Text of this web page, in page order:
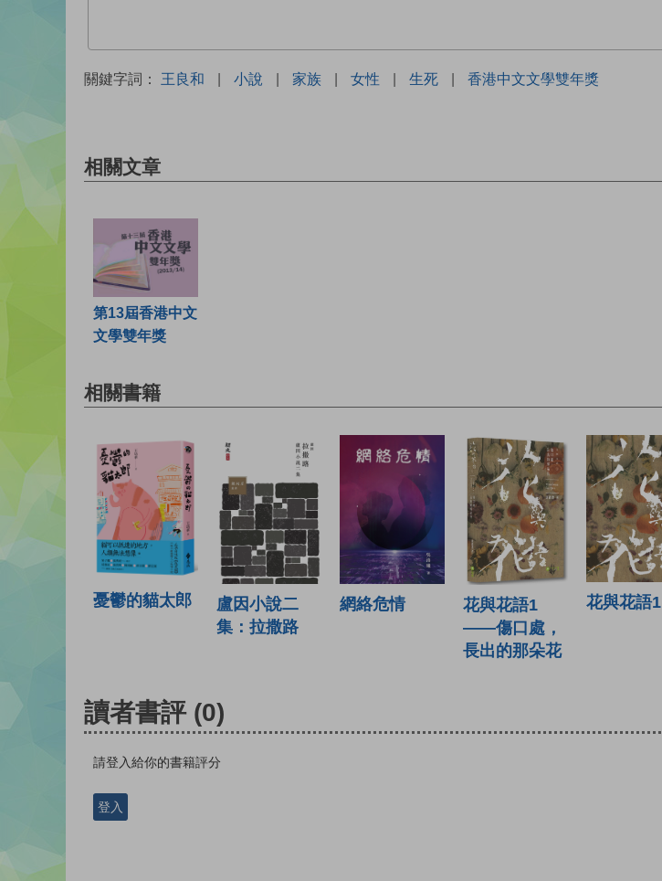
關鍵字詞： 王良和 | 小說 | 家族 | 女性 | 生死 | 香港中文文學雙年獎
相關文章
第13屆香港中文
文學雙年獎
相關書籍
憂鬱的貓太郎
盧因小說二
集：拉撒路
網絡危情
花與花語1
——傷口處，
長出的那朵花
花與花語1
讀者書評 (0)
請登入給你的書籍評分
登入